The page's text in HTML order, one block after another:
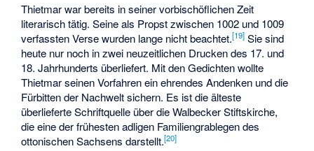
Thietmar war bereits in seiner vorbischöflichen Zeit
literarisch tätig. Seine als Propst zwischen 1002 und 1009
verfassten Verse wurden lange nicht beachtet.[19] Sie sind
heute nur noch in zwei neuzeitlichen Drucken des 17. und
18. Jahrhunderts überliefert. Mit den Gedichten wollte
Thietmar seinen Vorfahren ein ehrendes Andenken und die
Fürbitten der Nachwelt sichern. Es ist die älteste
überlieferte Schriftquelle über die Walbecker Stiftskirche,
die eine der frühesten adligen Familiengrablegen des
ottonischen Sachsens darstellt.[20]